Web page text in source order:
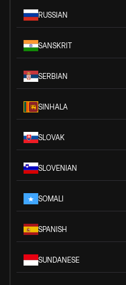
RUSSIAN
SANSKRIT
SERBIAN
SINHALA
SLOVAK
SLOVENIAN
SOMALI
SPANISH
SUNDANESE